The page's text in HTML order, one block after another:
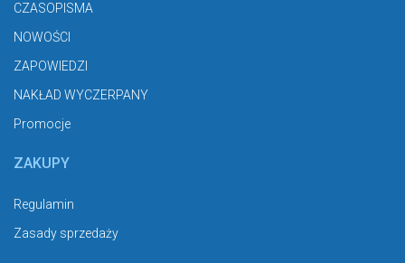
CZASOPISMA
NOWOŚCI
ZAPOWIEDZI
NAKŁAD WYCZERPANY
Promocje
ZAKUPY
Regulamin
Zasady sprzedaży